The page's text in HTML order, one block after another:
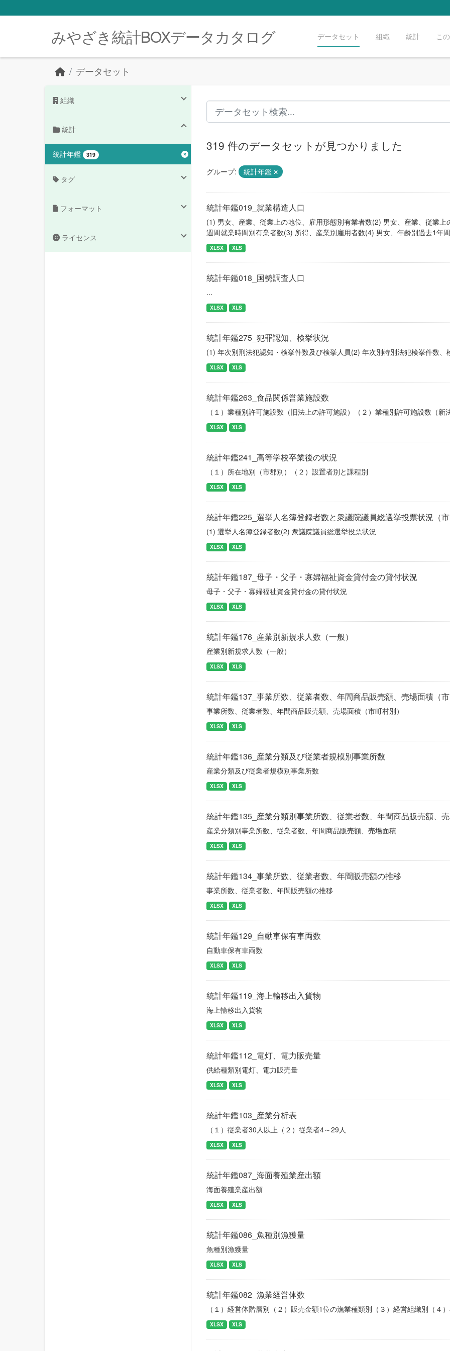
みやざき統計BOXデータカタログ データセット 組織 統計 こ
データセット
組織
統計
統計年鑑 319
タグ
フォーマット
ライセンス
319 件のデータセットが見つかりました
グループ: 統計年鑑
統計年鑑019_就業構造人口
(1) 男女、産業、従業上の地位、雇用形態別有業者数(2) 男女、産業、従業上
週間就業時間別有業者数(3) 所得、産業別雇用者数(4) 男女、年齢別過去1年
XLSX XLS
統計年鑑018_国勢調査人口
...
XLSX XLS
統計年鑑275_犯罪認知、検挙状況
(1) 年次別刑法犯認知・検挙件数及び検挙人員(2) 年次別特別法犯検挙件数
XLSX XLS
統計年鑑263_食品関係営業施設数
（１）業種別許可施設数（旧法上の許可施設）（２）業種別許可施設数（
XLSX XLS
統計年鑑241_高等学校卒業後の状況
（１）所在地別（市郡別）（２）設置者別と課程別
XLSX XLS
統計年鑑225_選挙人名簿登録者数と衆議院議員総選挙投票状況（市
(1) 選挙人名簿登録者数(2) 衆議院議員総選挙投票状況
XLSX XLS
統計年鑑187_母子・父子・寡婦福祉資金貸付金の貸付状況
母子・父子・寡婦福祉資金貸付金の貸付状況
XLSX XLS
統計年鑑176_産業別新規求人数（一般）
産業別新規求人数（一般）
XLSX XLS
統計年鑑137_事業所数、従業者数、年間商品販売額、売場面積（市
事業所数、従業者数、年間商品販売額、売場面積（市町村別）
XLSX XLS
統計年鑑136_産業分類及び従業者規模別事業所数
産業分類及び従業者規模別事業所数
XLSX XLS
統計年鑑135_産業分類別事業所数、従業者数、年間商品販売額、
産業分類別事業所数、従業者数、年間商品販売額、売場面積
XLSX XLS
統計年鑑134_事業所数、従業者数、年間販売額の推移
事業所数、従業者数、年間販売額の推移
XLSX XLS
統計年鑑129_自動車保有車両数
自動車保有車両数
XLSX XLS
統計年鑑119_海上輸移出入貨物
海上輸移出入貨物
XLSX XLS
統計年鑑112_電灯、電力販売量
供給種類別電灯、電力販売量
XLSX XLS
統計年鑑103_産業分析表
（１）従業者30人以上（２）従業者4～29人
XLSX XLS
統計年鑑087_海面養殖業産出額
海面養殖業産出額
XLSX XLS
統計年鑑086_魚種別漁獲量
魚種別漁獲量
XLSX XLS
統計年鑑082_漁業経営体数
（１）経営体階層別（２）販売金額1位の漁業種類別（３）経営組織別（４
XLSX XLS